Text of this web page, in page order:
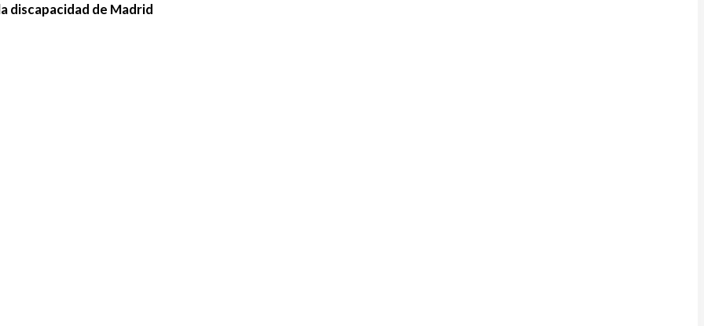
discapacidad de Madrid